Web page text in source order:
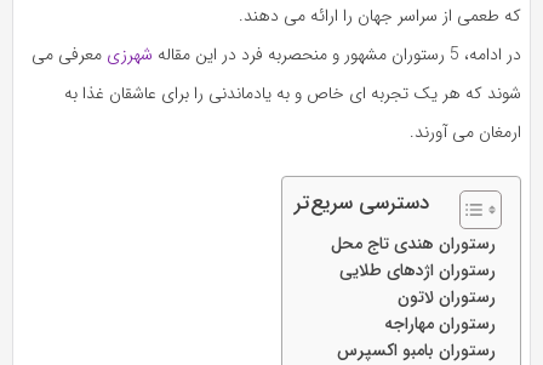
که طعمی از سراسر جهان را ارائه می‌ دهند.
در ادامه، 5 رستوران مشهور و منحصربه‌ فرد در این مقاله
شهرزی معرفی می‌
شوند که هر یک تجربه‌ ای خاص و به‌ یادماندنی را برای عاشقان غذا به
ارمغان می‌ آورند.
دسترسی سریع‌تر
رستوران هندی تاج‌ محل
رستوران اژدهای طلایی
رستوران لاتون
رستوران مهاراجه
رستوران بامبو اکسپرس